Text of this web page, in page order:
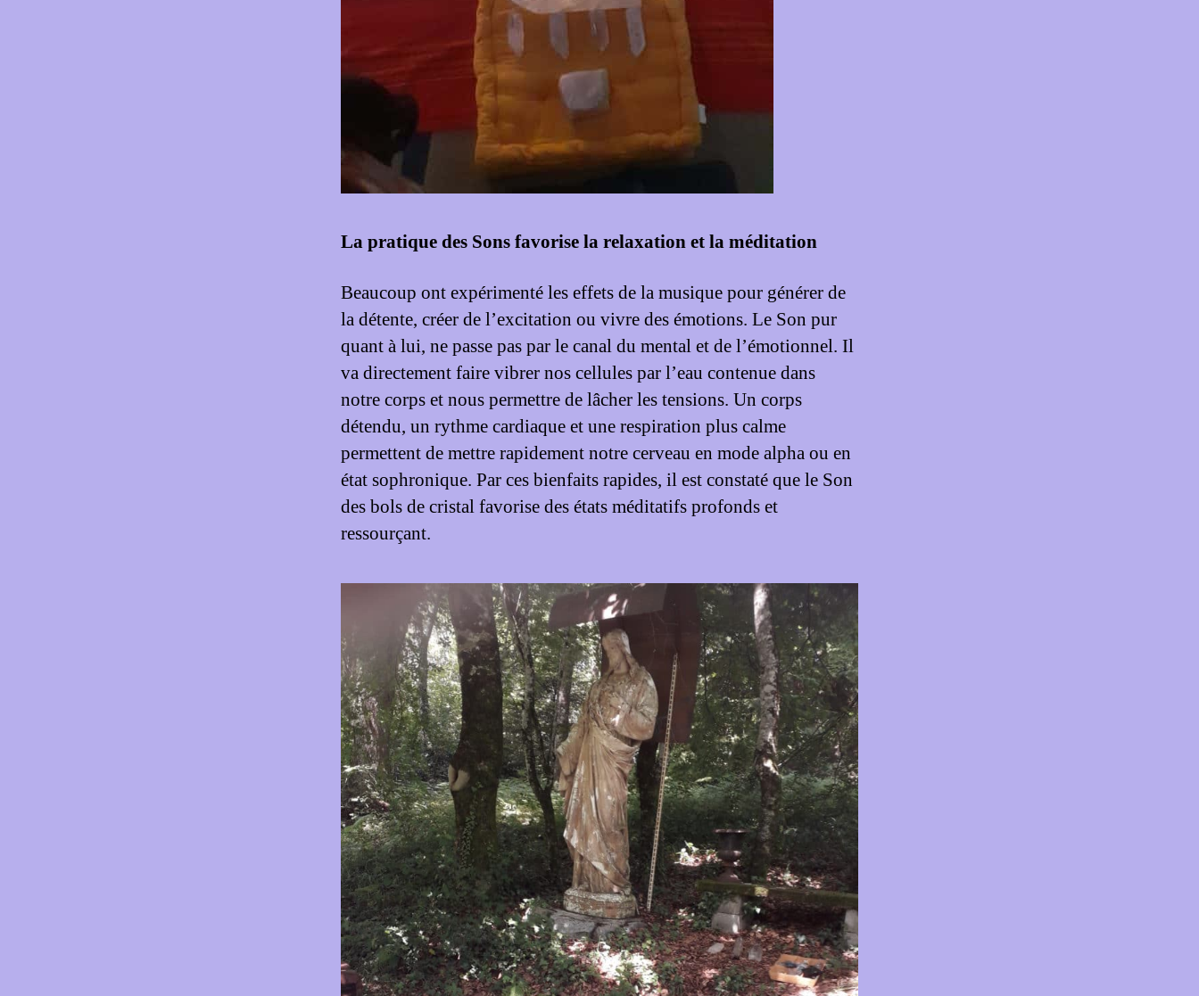
La pratique des Sons favorise la relaxation et la méditation
Beaucoup ont expérimenté les effets de la musique pour générer de
la détente, créer de l’excitation ou vivre des émotions. Le Son pur
quant à lui, ne passe pas par le canal du mental et de l’émotionnel. Il
va directement faire vibrer nos cellules par l’eau contenue dans
notre corps et nous permettre de lâcher les tensions. Un corps
détendu, un rythme cardiaque et une respiration plus calme
permettent de mettre rapidement notre cerveau en mode alpha ou en
état sophronique. Par ces bienfaits rapides, il est constaté que le Son
des bols de cristal favorise des états méditatifs profonds et
ressourçant.